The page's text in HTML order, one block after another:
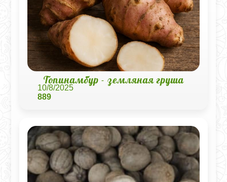
Топинамбур - земляная груша
10/8/2025
889